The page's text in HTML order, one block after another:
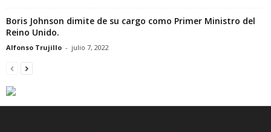
Boris Johnson dimite de su cargo como Primer Ministro del
Reino Unido.
Alfonso Trujillo - julio 7, 2022